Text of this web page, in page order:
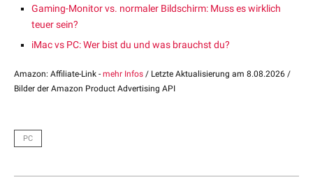
Gaming-Monitor vs. normaler Bildschirm: Muss es wirklich
teuer sein?
iMac vs PC: Wer bist du und was brauchst du?
Amazon: Affiliate-Link - mehr Infos / Letzte Aktualisierung am 8.08.2026 /
Bilder der Amazon Product Advertising API
PC